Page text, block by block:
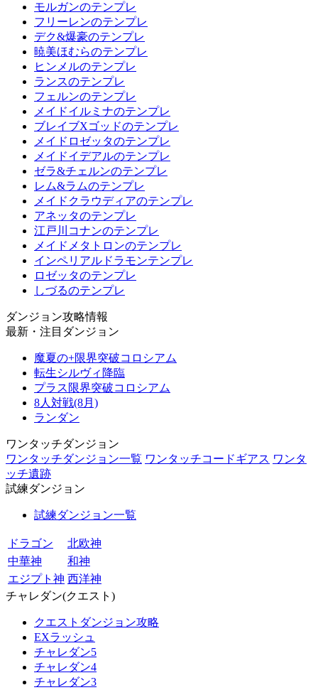
モルガンのテンプレ
フリーレンのテンプレ
デク&爆豪のテンプレ
暁美ほむらのテンプレ
ヒンメルのテンプレ
ランスのテンプレ
フェルンのテンプレ
メイドイルミナのテンプレ
ブレイブXゴッドのテンプレ
メイドロゼッタのテンプレ
メイドイデアルのテンプレ
ゼラ&チェルンのテンプレ
レム&ラムのテンプレ
メイドクラウディアのテンプレ
アネッタのテンプレ
江戸川コナンのテンプレ
メイドメタトロンのテンプレ
インペリアルドラモンテンプレ
ロゼッタのテンプレ
しづるのテンプレ
ダンジョン攻略情報
最新・注目ダンジョン
魔夏の+限界突破コロシアム
転生シルヴィ降臨
プラス限界突破コロシアム
8人対戦(8月)
ランダン
ワンタッチダンジョン
ワンタッチダンジョン一覧 ワンタッチコードギアス ワンタ
ッチ遺跡
試練ダンジョン
試練ダンジョン一覧
ドラゴン
北欧神
中華神
和神
エジプト神 西洋神
チャレダン(クエスト)
クエストダンジョン攻略
EXラッシュ
チャレダン5
チャレダン4
チャレダン3